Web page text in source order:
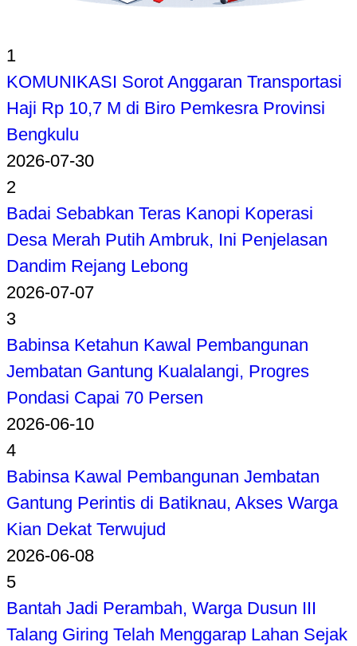
1
KOMUNIKASI Sorot Anggaran Transportasi
Haji Rp 10,7 M di Biro Pemkesra Provinsi
Bengkulu
2026-07-30
2
Badai Sebabkan Teras Kanopi Koperasi
Desa Merah Putih Ambruk, Ini Penjelasan
Dandim Rejang Lebong
2026-07-07
3
Babinsa Ketahun Kawal Pembangunan
Jembatan Gantung Kualalangi, Progres
Pondasi Capai 70 Persen
2026-06-10
4
Babinsa Kawal Pembangunan Jembatan
Gantung Perintis di Batiknau, Akses Warga
Kian Dekat Terwujud
2026-06-08
5
Bantah Jadi Perambah, Warga Dusun III
Talang Giring Telah Menggarap Lahan Sejak